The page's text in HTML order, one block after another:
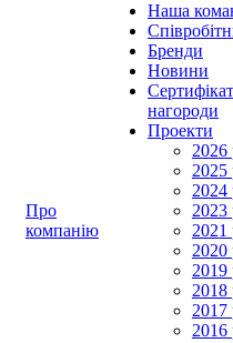
Про
компанію
Наша
Бренди
Новини
нагороди
Проекти
2026
2025
2024
2023
2021
2020
2019
2018
2017
2016